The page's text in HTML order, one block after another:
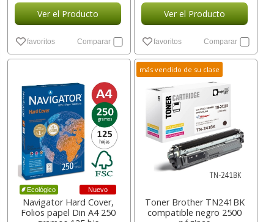
Ver el Producto
favoritos Comparar
Ver el Producto
favoritos Comparar
Ecológico Nuevo
Navigator Hard Cover,
Folios papel Din A4 250
más vendido de su clase
Toner Brother TN241BK
compatible negro 2500